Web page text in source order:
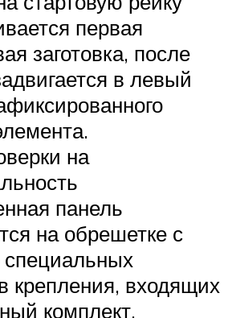
первая
заготовка, после
в левый
на
панель
на обрешетке с
крепления, входящих
комплект.